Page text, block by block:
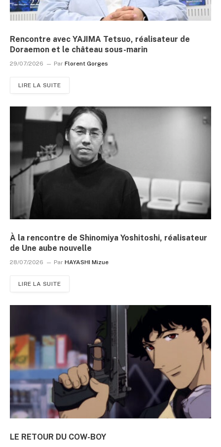
Rencontre avec YAJIMA Tetsuo, réalisateur de
Doraemon et le château sous-marin
29/07/2026 Par Florent Gorges
LIRE LA SUITE
À la rencontre de Shinomiya Yoshitoshi, réalisateur
de Une aube nouvelle
28/07/2026 Par HAYASHI Mizue
LIRE LA SUITE
LE RETOUR DU COW-BOY